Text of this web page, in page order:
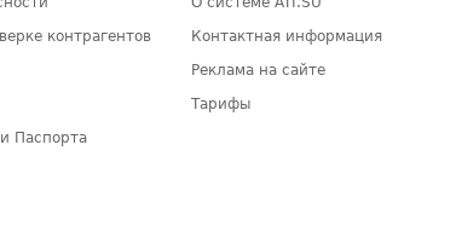
контрагентов
Паспорта
Контактная информация
Реклама на сайте
Тарифы